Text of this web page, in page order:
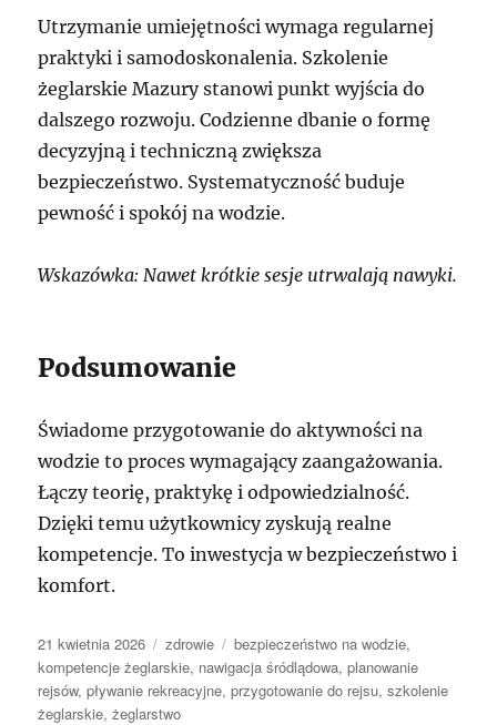
Utrzymanie umiejętności wymaga regularnej
praktyki i samodoskonalenia. Szkolenie
żeglarskie Mazury stanowi punkt wyjścia do
dalszego rozwoju. Codzienne dbanie o formę
decyzyjną i techniczną zwiększa
bezpieczeństwo. Systematyczność buduje
pewność i spokój na wodzie.
Wskazówka: Nawet krótkie sesje utrwalają nawyki.
Podsumowanie
Świadome przygotowanie do aktywności na
wodzie to proces wymagający zaangażowania.
Łączy teorię, praktykę i odpowiedzialność.
Dzięki temu użytkownicy zyskują realne
kompetencje. To inwestycja w bezpieczeństwo i
komfort.
Data
publikacji
21 kwietnia 2026 Kategorie
zdrowie Tagi
bezpieczeństwo na wodzie,
kompetencje żeglarskie, nawigacja śródlądowa,planowanie
rejsów,pływanie rekreacyjne,przygotowanie do rejsu,szkolenie
żeglarskie,żeglarstwo